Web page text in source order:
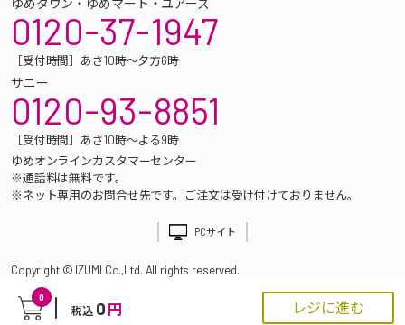
0
税込 0 円 レジに進む
0120-37-1947
［受付時間］あさ10時～夕方6時
サニー
0120-93-8851
［受付時間］あさ10時～よる9時
ゆめオンラインカスタマーセンター
※通話料は無料です。
※ネット専用のお問合せ先です。ご注文は受け付けておりません。
PCサイト
Copyright © IZUMI Co.,Ltd. All rights reserved.